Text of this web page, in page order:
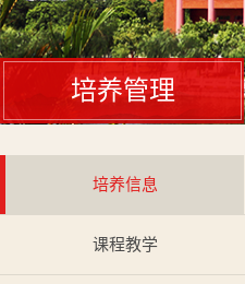
培养管理
培养信息
课程教学